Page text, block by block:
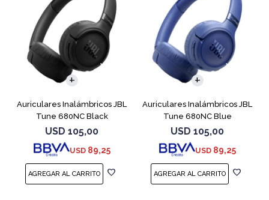
Auriculares Inalámbricos JBL
Tune 680NC Black
USD 105,00
USD 89,25
Auriculares Inalámbricos JBL
Tune 680NC Blue
USD 105,00
USD 89,25